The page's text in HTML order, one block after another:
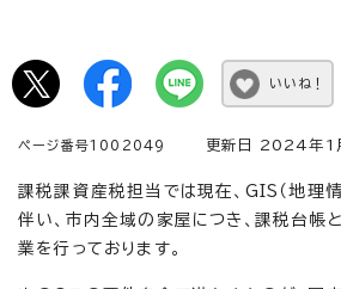
いいね！
ページ番号1002049 更新日 2024年1
課税課資産税担当では現在、GIS（地理
伴い、市内全域の家屋につき、課税台帳
業を行っております。